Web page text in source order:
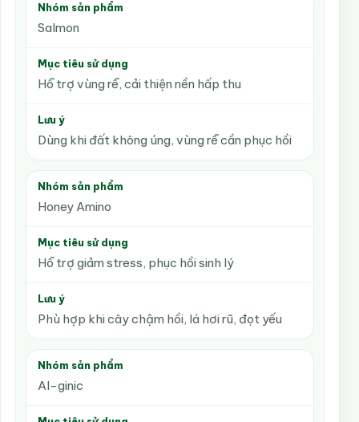
Nhóm sản phẩm
Salmon
Mục tiêu sử dụng
Hỗ trợ vùng rễ, cải thiện nền hấp thu
Lưu ý
Dùng khi đất không úng, vùng rễ cần phục hồi
Nhóm sản phẩm
Honey Amino
Mục tiêu sử dụng
Hỗ trợ giảm stress, phục hồi sinh lý
Lưu ý
Phù hợp khi cây chậm hồi, lá hơi rũ, đọt yếu
Nhóm sản phẩm
Al-ginic